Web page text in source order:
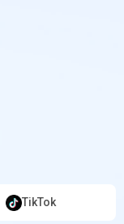
TikTok